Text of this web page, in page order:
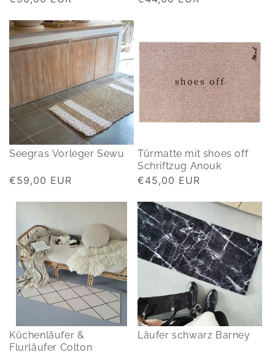
Seegras Vorleger Sewu
Normaler
€59,00 EUR
Türmatte mit shoes off
Schriftzug Anouk
Normaler
€45,00 EUR
Küchenläufer &
Flurläufer Colton
Läufer schwarz Barney